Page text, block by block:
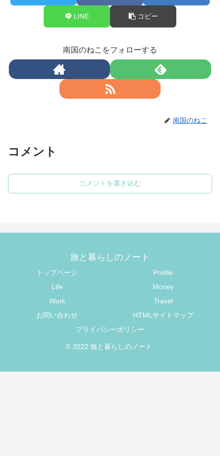
LINE コピー
南国のねこをフォローする
南国のねこ
コメント
コメントを書き込む
旅と暮らしのノート
トップページ
Profile
Life
Money
Work
Travel
お問い合わせ
HTMLサイトマップ
プライバシーポリシー
© 2022 旅と暮らしのノート.